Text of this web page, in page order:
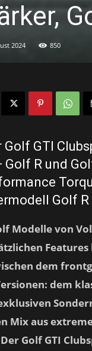
2024 850
GTI
Golf R und
Golf
Modelle von
dem
dem
Mix aus
Golf GTI